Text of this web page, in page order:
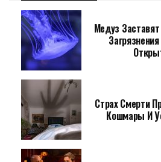
Медуз
Страх Смерти
Кошмары И